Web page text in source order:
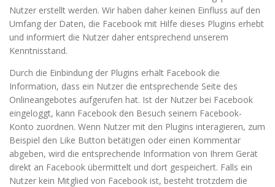
Nutzer erstellt werden. Wir haben daher keinen Einfluss auf den
Umfang der Daten, die Facebook mit Hilfe dieses Plugins erhebt
und informiert die Nutzer daher entsprechend unserem
Kenntnisstand.
Durch die Einbindung der Plugins erhält Facebook die
Information, dass ein Nutzer die entsprechende Seite des
Onlineangebotes aufgerufen hat. Ist der Nutzer bei Facebook
eingeloggt, kann Facebook den Besuch seinem Facebook-
Konto zuordnen. Wenn Nutzer mit den Plugins interagieren, zum
Beispiel den Like Button betätigen oder einen Kommentar
abgeben, wird die entsprechende Information von Ihrem Gerät
direkt an Facebook übermittelt und dort gespeichert. Falls ein
Nutzer kein Mitglied von Facebook ist, besteht trotzdem die